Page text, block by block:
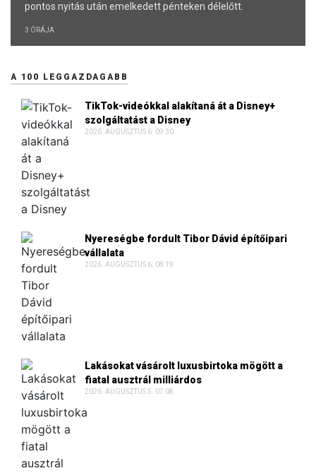
pontos nyitás után emelkedett pénteken délelőtt.
3 ÓRÁJA
A 100 LEGGAZDAGABB
TikTok-videókkal alakítaná át a Disney+
szolgáltatást a Disney
2026. AUGUSZTUS 6. 09:30
Nyereségbe fordult Tibor Dávid építőipari
vállalata
2026. AUGUSZTUS 6. 08:19
Lakásokat vásárolt luxusbirtoka mögött a
fiatal ausztrál milliárdos
2026. AUGUSZTUS 5. 07:08